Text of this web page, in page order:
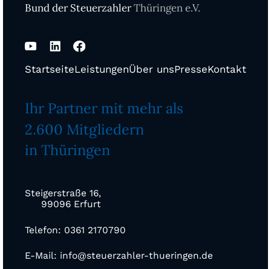
Bund der SteuerzahlerThüringen e.V.
StartseiteLeistungenÜber unsPresseKontakt
Ihr Partner mit mehr als
2.600 Mitgliedern
in Thüringen
Steigerstraße 16,
99096 Erfurt
Telefon: 0361 2170790
E-Mail: info@steuerzahler-thueringen.de